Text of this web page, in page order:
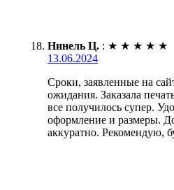
Нинель Ц. : ★ ★ ★ ★ ★
13.06.2024
Сроки, заявленные на
ожидания. Заказала
все получилось супер.
оформление и размеры.
аккуратно. Рекомендую,